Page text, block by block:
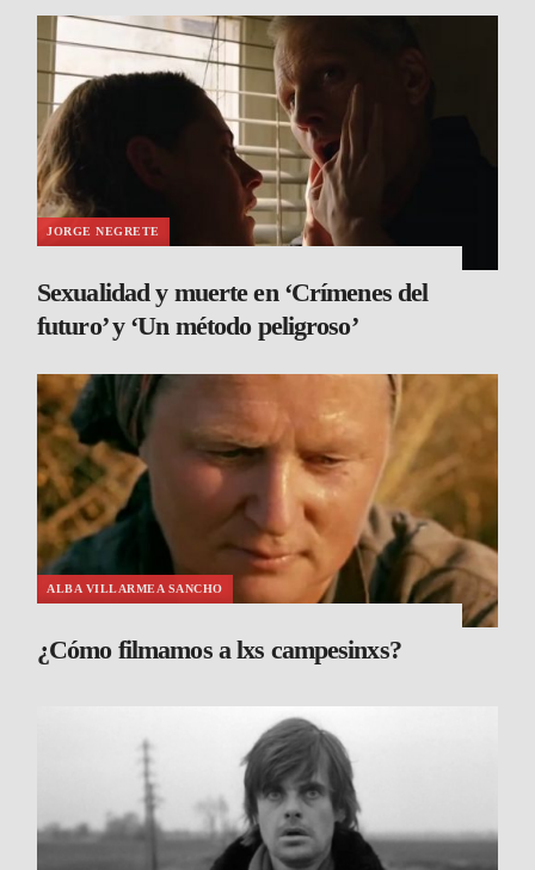
JORGE NEGRETE
Sexualidad y muerte en ‘Crímenes del
futuro’ y ‘Un método peligroso’
ALBA VILLARMEA SANCHO
¿Cómo filmamos a lxs campesinxs?